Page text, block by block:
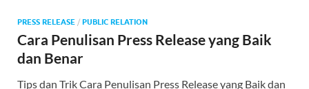
PRESS RELEASE / PUBLIC RELATION
Cara Penulisan Press Release yang Baik
dan Benar
Tips dan Trik Cara Penulisan Press Release yang Baik dan